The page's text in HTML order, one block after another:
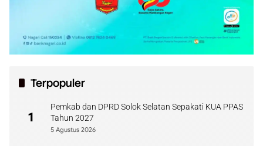
Terpopuler
1
Pemkab dan DPRD Solok Selatan Sepakati KUA PPAS
Tahun 2027
5 Agustus 2026